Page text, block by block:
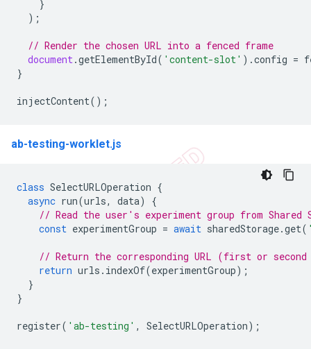
}
);
// Render the chosen URL into a fenced frame
document .getElementById( 'content-slot' ).config =
}
injectContent();
ab-testing-worklet.js
class SelectURLOperation {
async run(urls, data)
{
// Read the user's experiment group from Shared
const experimentGroup = await sharedStorage.get(
// Return the corresponding URL (first or
return urls . indexOf(experimentGroup);
}
}
register( 'ab-testing' , SelectURLOperation);